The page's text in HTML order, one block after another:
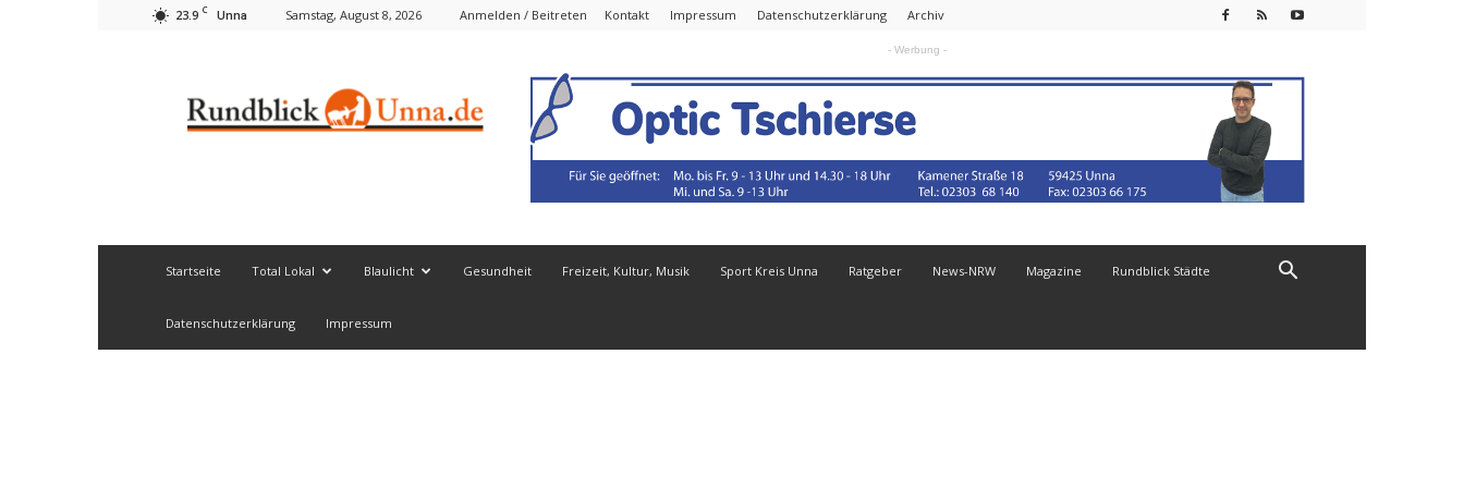
23.9 C Unna Samstag, August 8, 2026 Anmelden / Beitreten Kontakt Impressum Datenschutzerklärung Archiv
- Werbung -
Startseite Total Lokal Blaulicht Gesundheit Freizeit, Kultur, Musik Sport Kreis Unna Ratgeber News-NRW Magazine Rundblick Städte
Datenschutzerklärung Impressum